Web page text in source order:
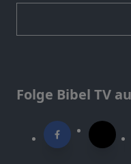
Folge Bibel TV